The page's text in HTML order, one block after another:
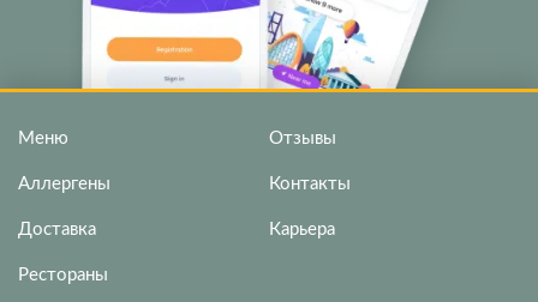
Меню
Аллергены
Доставка
Рестораны
Отзывы
Контакты
Карьера